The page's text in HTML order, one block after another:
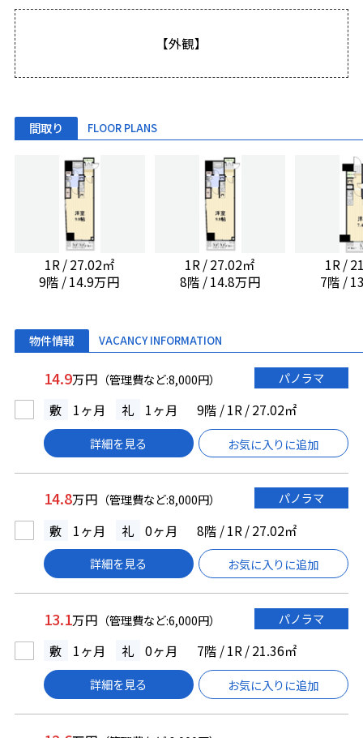
【外観】
間取り FLOOR PLANS
1R / 27.02㎡
9階 / 14.9万円
1R / 27.02㎡
8階 / 14.8万円
1R /
7階 /
物件情報 VACANCY INFORMATION
14.9万円 （管理費など:8,000円） パノラマ
敷 1ヶ月 礼 1ヶ月 9階 / 1R / 27.02㎡
詳細を見る お気に入りに追加
14.8万円 （管理費など:8,000円） パノラマ
敷 1ヶ月 礼 0ヶ月 8階 / 1R / 27.02㎡
詳細を見る お気に入りに追加
13.1万円 （管理費など:6,000円） パノラマ
敷 1ヶ月 礼 0ヶ月 7階 / 1R / 21.36㎡
詳細を見る お気に入りに追加